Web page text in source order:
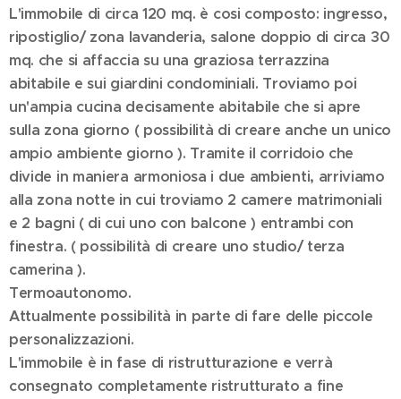
L'immobile di circa 120 mq. è cosi composto: ingresso,
ripostiglio/ zona lavanderia, salone doppio di circa 30
mq. che si affaccia su una graziosa terrazzina
abitabile e sui giardini condominiali. Troviamo poi
un'ampia cucina decisamente abitabile che si apre
sulla zona giorno ( possibilità di creare anche un unico
ampio ambiente giorno ). Tramite il corridoio che
divide in maniera armoniosa i due ambienti, arriviamo
alla zona notte in cui troviamo 2 camere matrimoniali
e 2 bagni ( di cui uno con balcone ) entrambi con
finestra. ( possibilità di creare uno studio/ terza
camerina ).
Termoautonomo.
Attualmente possibilità in parte di fare delle piccole
personalizzazioni.
L'immobile è in fase di ristrutturazione e verrà
consegnato completamente ristrutturato a fine